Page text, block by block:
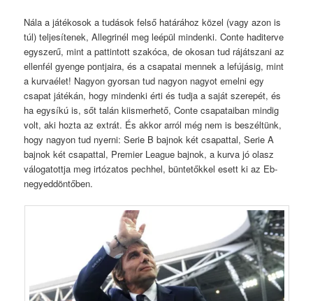
Nála a játékosok a tudások felső határához közel (vagy azon is
túl) teljesítenek, Allegrinél meg leépül mindenki. Conte haditerve
egyszerű, mint a pattintott szakóca, de okosan tud rájátszani az
ellenfél gyenge pontjaira, és a csapatai mennek a lefújásig, mint
a kurvaélet! Nagyon gyorsan tud nagyon nagyot emelni egy
csapat játékán, hogy mindenki érti és tudja a saját szerepét, és
ha egysíkú is, sőt talán kiismerhető, Conte csapataiban mindig
volt, aki hozta az extrát. És akkor arról még nem is beszéltünk,
hogy nagyon tud nyerni: Serie B bajnok két csapattal, Serie A
bajnok két csapattal, Premier League bajnok, a kurva jó olasz
válogatottja meg irtózatos pechhel, büntetőkkel esett ki az Eb-
negyeddöntőben.